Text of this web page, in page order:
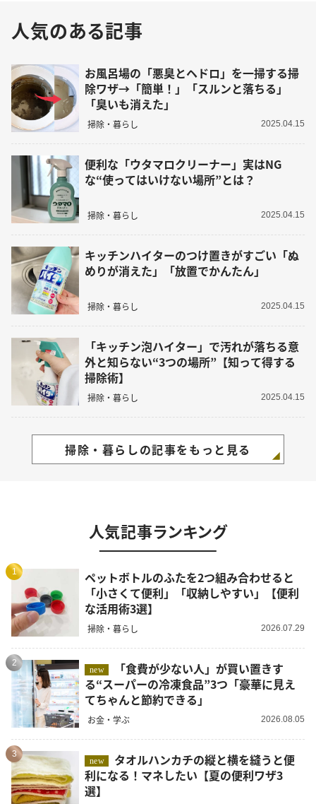
人気のある記事
お風呂場の「悪臭とヘドロ」を一掃する掃
除ワザ→「簡単！」「スルンと落ちる」
「臭いも消えた」
掃除・暮らし 2025.04.15
便利な「ウタマロクリーナー」実はNG
な“使ってはいけない場所”とは？
掃除・暮らし 2025.04.15
キッチンハイターのつけ置きがすごい「ぬ
めりが消えた」「放置でかんたん」
掃除・暮らし 2025.04.15
「キッチン泡ハイター」で汚れが落ちる意
外と知らない“3つの場所”【知って得する
掃除術】
掃除・暮らし 2025.04.15
掃除・暮らしの記事をもっと見る
人気記事ランキング
1
ペットボトルのふたを2つ組み合わせると
「小さくて便利」「収納しやすい」【便利
な活用術3選】
掃除・暮らし 2026.07.29
2
new
る“スーパーの冷凍食品”3つ「豪華に見え
てちゃんと節約できる」
お金・学ぶ 2026.08.05
3
new
利になる！マネしたい【夏の便利ワザ3
選】